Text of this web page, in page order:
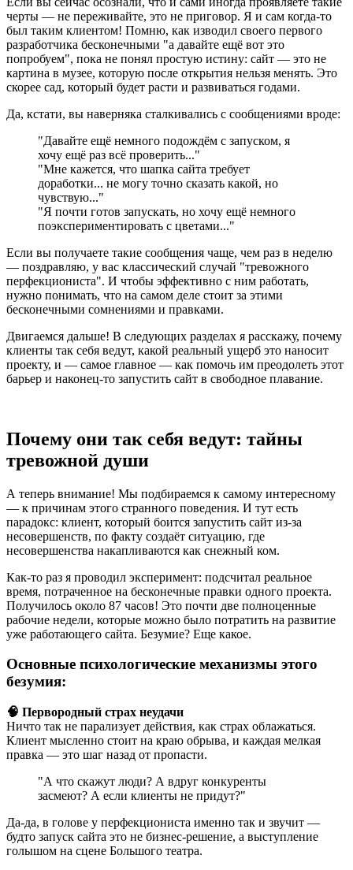
черты — не переживайте, это не приговор. Я и сам когда-то
был таким клиентом! Помню, как изводил своего первого
разработчика бесконечными "а давайте ещё вот это
попробуем", пока не понял простую истину: сайт — это не
картина в музее, которую после открытия нельзя менять. Это
скорее сад, который будет расти и развиваться годами.
Да, кстати, вы наверняка сталкивались с сообщениями вроде:
"Давайте ещё немного подождём с запуском, я
хочу ещё раз всё проверить..."
"Мне кажется, что шапка сайта требует
доработки... не могу точно сказать какой, но
чувствую..."
"Я почти готов запускать, но хочу ещё немного
поэкспериментировать с цветами..."
Если вы получаете такие сообщения чаще, чем раз в неделю
— поздравляю, у вас классический случай "тревожного
перфекциониста". И чтобы эффективно с ним работать,
нужно понимать, что на самом деле стоит за этими
бесконечными сомнениями и правками.
Двигаемся дальше! В следующих разделах я расскажу, почему
клиенты так себя ведут, какой реальный ущерб это наносит
проекту, и — самое главное — как помочь им преодолеть этот
барьер и наконец-то запустить сайт в свободное плавание.
Почему они так себя ведут: тайны
тревожной души
А теперь внимание! Мы подбираемся к самому интересному
— к причинам этого странного поведения. И тут есть
парадокс: клиент, который боится запустить сайт из-за
несовершенств, по факту создаёт ситуацию, где
несовершенства накапливаются как снежный ком.
Как-то раз я проводил эксперимент: подсчитал реальное
время, потраченное на бесконечные правки одного проекта.
Получилось около 87 часов! Это почти две полноценные
рабочие недели, которые можно было потратить на развитие
уже работающего сайта. Безумие? Еще какое.
Основные психологические механизмы этого
безумия:
🧠 Первородный страх неудачи
Ничто так не парализует действия, как страх облажаться.
Клиент мысленно стоит на краю обрыва, и каждая мелкая
правка — это шаг назад от пропасти.
"А что скажут люди? А вдруг конкуренты
засмеют? А если клиенты не придут?"
Да-да, в голове у перфекциониста именно так и звучит —
будто запуск сайта это не бизнес-решение, а выступление
голышом на сцене Большого театра.